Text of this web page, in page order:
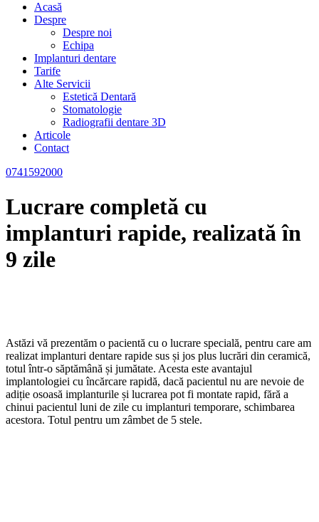
Acasă
Despre
Despre noi
Echipa
Implanturi dentare
Tarife
Alte Servicii
Estetică Dentară
Stomatologie
Radiografii dentare 3D
Articole
Contact
0741592000
Lucrare completă cu
implanturi rapide, realizată în
9 zile
Astăzi vă prezentăm o pacientă cu o lucrare specială, pentru care am
realizat implanturi dentare rapide sus și jos plus lucrări din ceramică,
totul într-o săptămână și jumătate. Acesta este avantajul
implantologiei cu încărcare rapidă, dacă pacientul nu are nevoie de
adiție osoasă implanturile și lucrarea pot fi montate rapid, fără a
chinui pacientul luni de zile cu implanturi temporare, schimbarea
acestora. Totul pentru um zâmbet de 5 stele.